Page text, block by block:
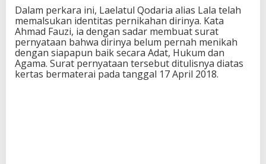
Dalam perkara ini, Laelatul Qodaria alias Lala telah
memalsukan identitas pernikahan dirinya. Kata
Ahmad Fauzi, ia dengan sadar membuat surat
pernyataan bahwa dirinya belum pernah menikah
dengan siapapun baik secara Adat, Hukum dan
Agama. Surat pernyataan tersebut ditulisnya diatas
kertas bermaterai pada tanggal 17 April 2018.